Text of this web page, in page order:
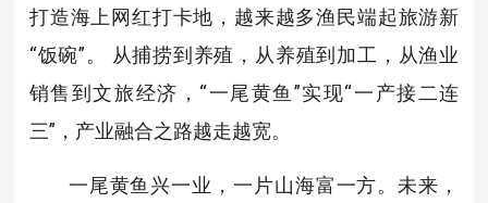
打造海上网红打卡地，越来越多渔民端起旅游新
“饭碗”。 从捕捞到养殖，从养殖到加工，从渔业
销售到文旅经济，“一尾黄鱼”实现“一产接二连
三”，产业融合之路越走越宽。
一尾黄鱼兴一业，一片山海富一方。未来，